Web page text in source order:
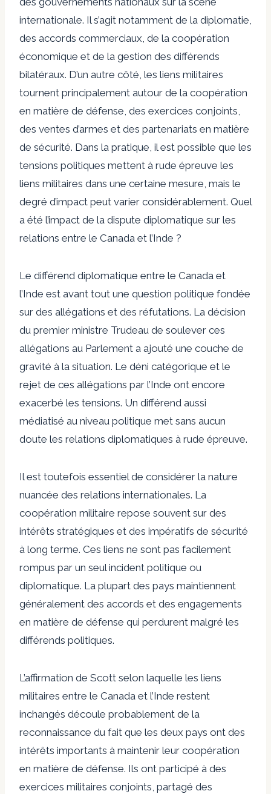
internationale. Il s’agit notamment de la diplomatie,
des accords commerciaux, de la coopération
économique et de la gestion des différends
bilatéraux. D’un autre côté, les liens militaires
tournent principalement autour de la coopération
en matière de défense, des exercices conjoints,
des ventes d’armes et des partenariats en matière
de sécurité. Dans la pratique, il est possible que les
tensions politiques mettent à rude épreuve les
liens militaires dans une certaine mesure, mais le
degré d’impact peut varier considérablement. Quel
a été l’impact de la dispute diplomatique sur les
relations entre le Canada et l’Inde ?
Le différend diplomatique entre le Canada et
l’Inde est avant tout une question politique fondée
sur des allégations et des réfutations. La décision
du premier ministre Trudeau de soulever ces
allégations au Parlement a ajouté une couche de
gravité à la situation. Le déni catégorique et le
rejet de ces allégations par l’Inde ont encore
exacerbé les tensions. Un différend aussi
médiatisé au niveau politique met sans aucun
doute les relations diplomatiques à rude épreuve.
Il est toutefois essentiel de considérer la nature
nuancée des relations internationales. La
coopération militaire repose souvent sur des
intérêts stratégiques et des impératifs de sécurité
à long terme. Ces liens ne sont pas facilement
rompus par un seul incident politique ou
diplomatique. La plupart des pays maintiennent
généralement des accords et des engagements
en matière de défense qui perdurent malgré les
différends politiques.
L’affirmation de Scott selon laquelle les liens
militaires entre le Canada et l’Inde restent
inchangés découle probablement de la
reconnaissance du fait que les deux pays ont des
intérêts importants à maintenir leur coopération
en matière de défense. Ils ont participé à des
exercices militaires conjoints, partagé des